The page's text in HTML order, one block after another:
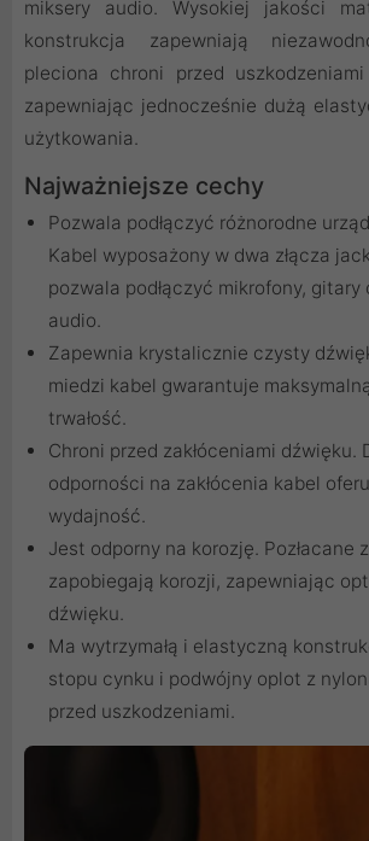
miksery audio. Wysokiej jakości
konstrukcja zapewniają
pleciona chroni przed
zapewniając jednocześnie dużą
użytkowania.
Najważniejsze cechy
Pozwala podłączyć różnorodne
Kabel wyposażony w dwa złącza
pozwala podłączyć mikrofony, gitary
audio.
Zapewnia krystalicznie czysty
miedzi kabel gwarantuje
trwałość.
Chroni przed zakłóceniami dźwięku.
odporności na zakłócenia kabel
wydajność.
Jest odporny na korozję. Pozłacane
zapobiegają korozji, zapewniając
dźwięku.
Ma wytrzymałą i elastyczną
stopu cynku i podwójny oplot z
przed uszkodzeniami.